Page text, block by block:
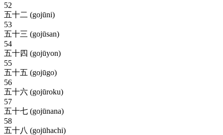
52
五十二 (gojūni)
53
五十三 (gojūsan)
54
五十四 (gojūyon)
55
五十五 (gojūgo)
56
五十六 (gojūroku)
57
五十七 (gojūnana)
58
五十八 (gojūhachi)